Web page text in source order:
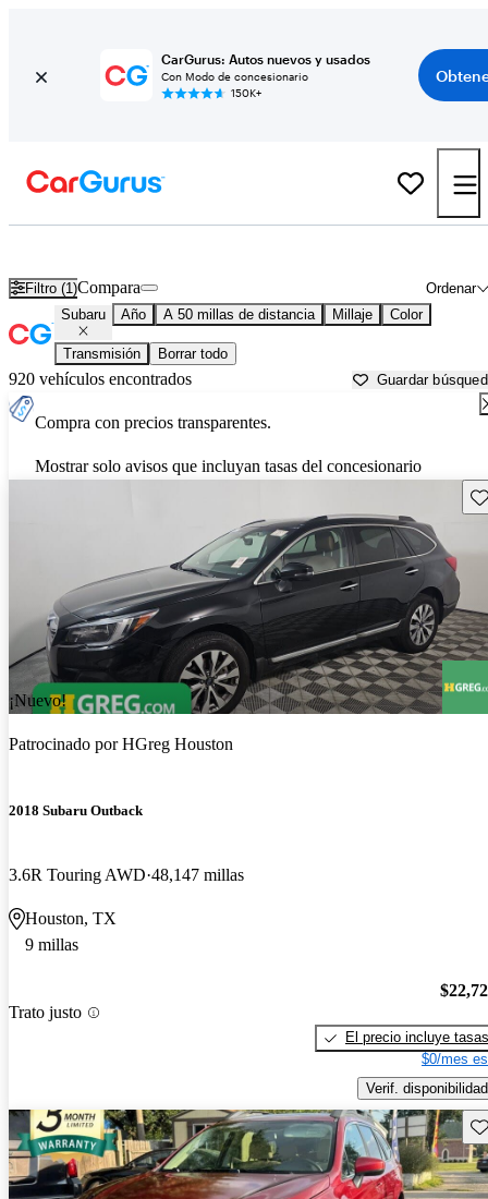
CarGurus: Autos nuevos y usados
Con Modo de concesionario
150K+
Filtro (1) Ordenar
Compara
Subaru Año A 50 millas de distancia Millaje Color
Transmisión Borrar todo
920 vehículos encontrados Guardar
Compra con precios transparentes.
Mostrar solo avisos que incluyan tasas del concesionario
¡Nuevo!
Patrocinado porHGreg Houston
2018 Subaru Outback
3.6R Touring AWD 48,147 millas
Houston, TX
9 millas
Trato justo
El precio incluye tasas
$0/mes
Verif. disponibilidad